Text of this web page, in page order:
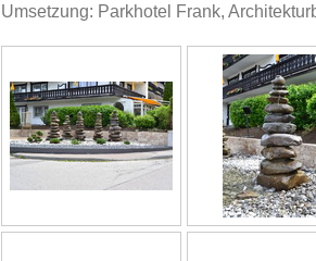
Umsetzung: Parkhotel Frank,